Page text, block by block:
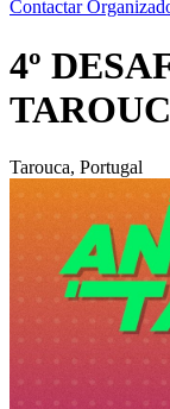
Contactar
4º
Tarouca, Portugal